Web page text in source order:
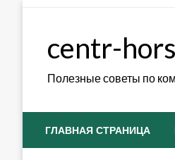
centr-
Полезные советы по
ГЛАВНАЯ СТРАНИЦА